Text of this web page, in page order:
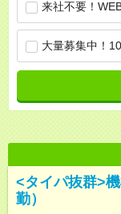
来社不要！
大量募集中！
<タイパ抜群>
勤）